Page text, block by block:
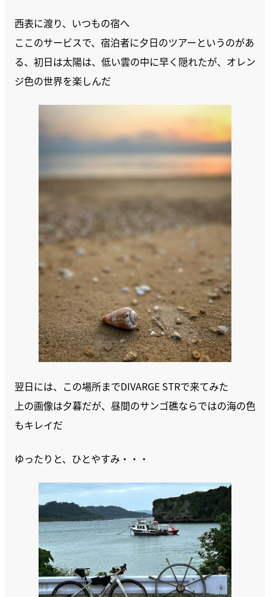
西表に渡り、いつもの宿へ
ここのサービスで、宿泊者に夕日のツアーというのがあ
る、初日は太陽は、低い雲の中に早く隠れたが、オレン
ジ色の世界を楽しんだ
翌日には、この場所までDIVARGE STRで来てみた
上の画像は夕暮だが、昼間のサンゴ礁ならではの海の色
もキレイだ
ゆったりと、ひとやすみ・・・